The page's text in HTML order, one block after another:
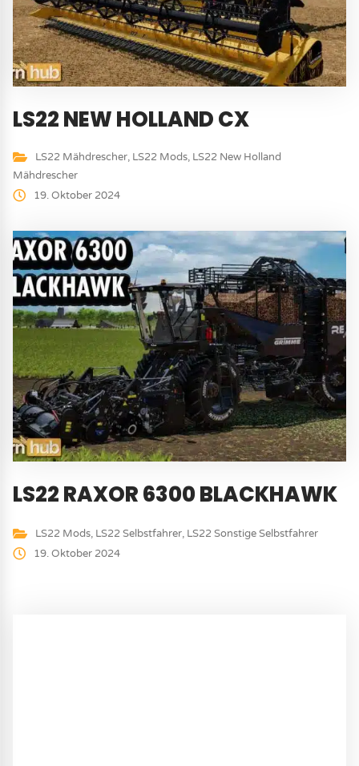
LS22 NEW HOLLAND CX
LS22 Mähdrescher, LS22 Mods, LS22 New Holland
Mähdrescher
19. Oktober 2024
LS22 RAXOR 6300 BLACKHAWK
LS22 Mods, LS22 Selbstfahrer, LS22 Sonstige Selbstfahrer
19. Oktober 2024